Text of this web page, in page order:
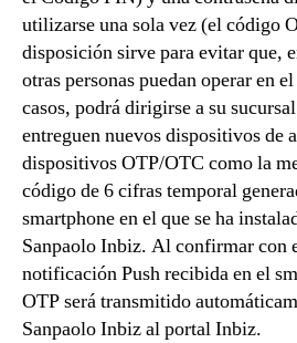
utilizarse una sola vez (el código
disposición sirve para evitar que,
otras personas puedan operar en
casos, podrá dirigirse a su
entreguen nuevos dispositivos de
dispositivos OTP/OTC como la
código de 6 cifras temporal
smartphone en el que se ha
Sanpaolo Inbiz. Al confirmar con
notificación Push recibida en el
OTP será transmitido
Sanpaolo Inbiz al portal Inbiz.